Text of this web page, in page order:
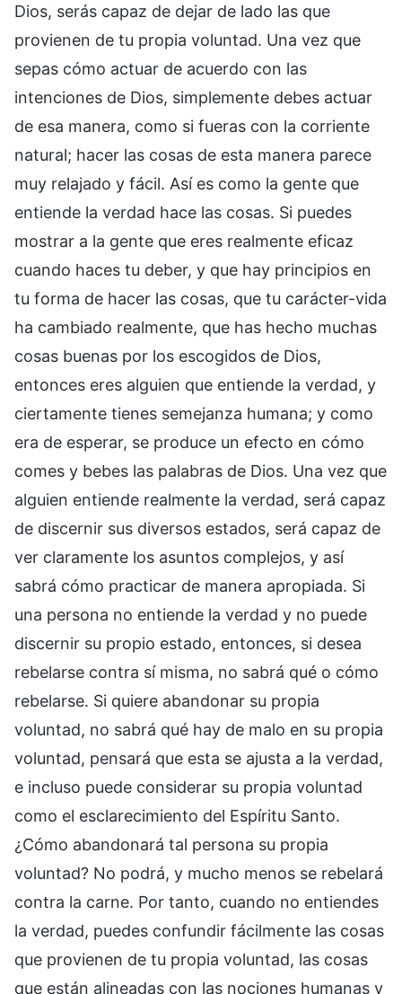
Dios, serás capaz de dejar de lado las que
provienen de tu propia voluntad. Una vez que
sepas cómo actuar de acuerdo con las
intenciones de Dios, simplemente debes actuar
de esa manera, como si fueras con la corriente
natural; hacer las cosas de esta manera parece
muy relajado y fácil. Así es como la gente que
entiende la verdad hace las cosas. Si puedes
mostrar a la gente que eres realmente eficaz
cuando haces tu deber, y que hay principios en
tu forma de hacer las cosas, que tu carácter-vida
ha cambiado realmente, que has hecho muchas
cosas buenas por los escogidos de Dios,
entonces eres alguien que entiende la verdad, y
ciertamente tienes semejanza humana; y como
era de esperar, se produce un efecto en cómo
comes y bebes las palabras de Dios. Una vez que
alguien entiende realmente la verdad, será capaz
de discernir sus diversos estados, será capaz de
ver claramente los asuntos complejos, y así
sabrá cómo practicar de manera apropiada. Si
una persona no entiende la verdad y no puede
discernir su propio estado, entonces, si desea
rebelarse contra sí misma, no sabrá qué o cómo
rebelarse. Si quiere abandonar su propia
voluntad, no sabrá qué hay de malo en su propia
voluntad, pensará que esta se ajusta a la verdad,
e incluso puede considerar su propia voluntad
como el esclarecimiento del Espíritu Santo.
¿Cómo abandonará tal persona su propia
voluntad? No podrá, y mucho menos se rebelará
contra la carne. Por tanto, cuando no entiendes
la verdad, puedes confundir fácilmente las cosas
que provienen de tu propia voluntad, las cosas
que están alineadas con las nociones humanas y